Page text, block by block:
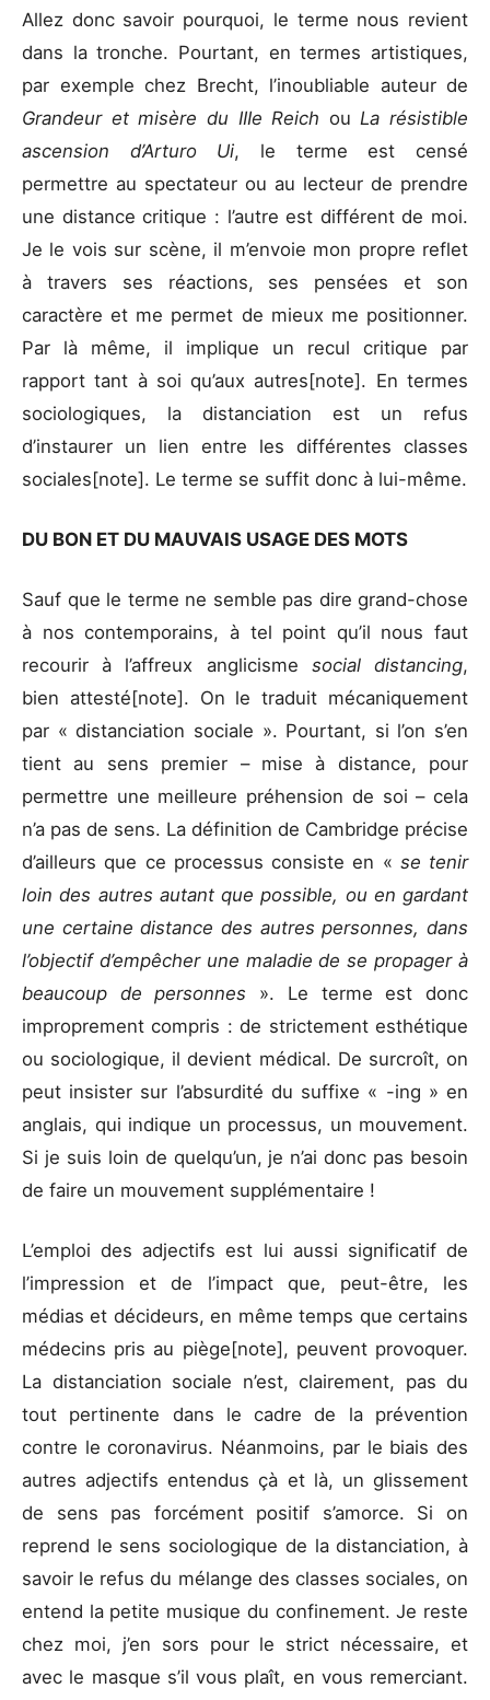
Allez donc savoir pourquoi, le terme nous revient
dans la tronche. Pourtant, en termes artistiques,
par exemple chez Brecht, l’inoubliable auteur de
Grandeur et misère du IIIe Reich ou La résistible
ascension d’Arturo Ui, le terme est censé
permettre au spectateur ou au lecteur de prendre
une distance critique : l’autre est différent de moi.
Je le vois sur scène, il m’envoie mon propre reflet
à travers ses réactions, ses pensées et son
caractère et me permet de mieux me positionner.
Par là même, il implique un recul critique par
rapport tant à soi qu’aux autres[note]. En termes
sociologiques, la distanciation est un refus
d’instaurer un lien entre les différentes classes
sociales[note]. Le terme se suffit donc à lui-même.
DU BON ET DU MAUVAIS USAGE DES MOTS
Sauf que le terme ne semble pas dire grand-chose
à nos contemporains, à tel point qu’il nous faut
recourir à l’affreux anglicisme social distancing,
bien attesté[note]. On le traduit mécaniquement
par « distanciation sociale ». Pourtant, si l’on s’en
tient au sens premier – mise à distance, pour
permettre une meilleure préhension de soi – cela
n’a pas de sens. La définition de Cambridge précise
d’ailleurs que ce processus consiste en « se tenir
loin des autres autant que possible, ou en gardant
une certaine distance des autres personnes, dans
l’objectif d’empêcher une maladie de se propager à
beaucoup de personnes ». Le terme est donc
improprement compris : de strictement esthétique
ou sociologique, il devient médical. De surcroît, on
peut insister sur l’absurdité du suffixe « -ing » en
anglais, qui indique un processus, un mouvement.
Si je suis loin de quelqu’un, je n’ai donc pas besoin
de faire un mouvement supplémentaire !
L’emploi des adjectifs est lui aussi significatif de
l’impression et de l’impact que, peut-être, les
médias et décideurs, en même temps que certains
médecins pris au piège[note], peuvent provoquer.
La distanciation sociale n’est, clairement, pas du
tout pertinente dans le cadre de la prévention
contre le coronavirus. Néanmoins, par le biais des
autres adjectifs entendus çà et là, un glissement
de sens pas forcément positif s’amorce. Si on
reprend le sens sociologique de la distanciation, à
savoir le refus du mélange des classes sociales, on
entend la petite musique du confinement. Je reste
chez moi, j’en sors pour le strict nécessaire, et
avec le masque s’il vous plaît, en vous remerciant.